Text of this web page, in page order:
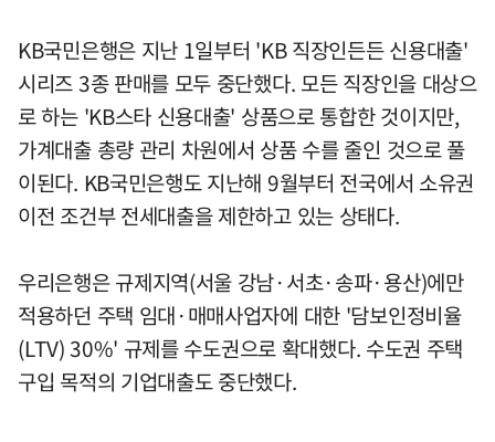
KB국민은행은 지난 1일부터 'KB 직장인든든 신용대출'
시리즈 3종 판매를 모두 중단했다. 모든 직장인을 대상으
로 하는 'KB스타 신용대출' 상품으로 통합한 것이지만,
가계대출 총량 관리 차원에서 상품 수를 줄인 것으로 풀
이된다. KB국민은행도 지난해 9월부터 전국에서 소유권
이전 조건부 전세대출을 제한하고 있는 상태다.
우리은행은 규제지역(서울 강남·서초·송파·용산)에만
적용하던 주택 임대·매매사업자에 대한 '담보인정비율
(LTV) 30%' 규제를 수도권으로 확대했다. 수도권 주택
구입 목적의 기업대출도 중단했다.